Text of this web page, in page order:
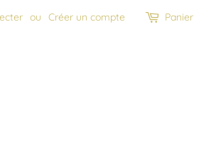
ou Créer un compte Panier